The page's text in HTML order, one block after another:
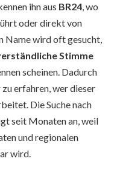
ihn aus BR24, wo
oder direkt von
Name wird oft gesucht,
Stimme
scheinen. Dadurch
erfahren, wer dieser
Die Suche nach
seit Monaten an, weil
und regionalen
wird.